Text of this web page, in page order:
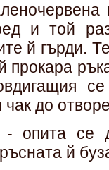
и той
й гърди.
прокара
чак до
опита се
й